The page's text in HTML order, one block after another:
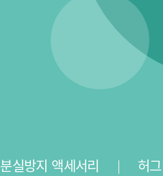
분실방지 액세서리 허